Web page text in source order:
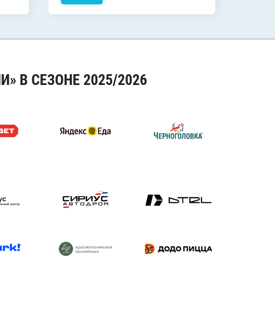
В СЕЗОНЕ 2025/2026